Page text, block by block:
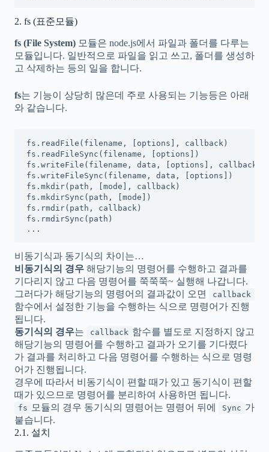
2. fs (표준모듈)
fs (File System) 모듈은 node.js에서 파일과 폴더를 다루는
모듈입니다. 일반적으로 파일을 읽고 쓰고, 폴더를 생성하
고 삭제하는 등의 일을 합니다.
fs는 기능이 상당히 많은데 주로 사용되는 기능등은 아래
와 같습니다.
fs.readFile(filename, [options], callback)          //
fs.readFileSync(filename, [options])                //
fs.writeFile(filename, data, [options], callback)   //
fs.writeFileSync(filename, data, [options])
fs.mkdir(path, [mode], callback)                    //
fs.mkdirSync(path, [mode])                          //
fs.rmdir(path, callback)                            // 비
fs.rmdirSync(path)                                  //
...
비동기식과 동기식의 차이는…
비동기식의 경우 해당기능의 명령어를 수행하고 결과를
기다리지 않고 다음 명령어를 쭉쭉쭉~ 실행해 나갑니다.
그러다가 해당기능의 명령어의 결과값이 오면
callback
함수에서 설정한 기능을 수행하는 식으로 명령어가 진행
됩니다.
동기식의 경우는 callback 함수를 별도로 지정하지 않고
해당기능의 명령어를 수행하고 결과가 오기를 기다렸다
가 결과를 처리하고 다음 명령어를 수행하는 식으로 명령
어가 진행됩니다.
경우에 따라서 비동기식이 편할 때가 있고 동기식이 편할
때가 있으므로 명령어를 분리하여 사용하면 됩니다.
fs 모듈의 경우 동기식의 명령어는 명령어 뒤에 Sync 가
붙습니다.
2.1. 설치